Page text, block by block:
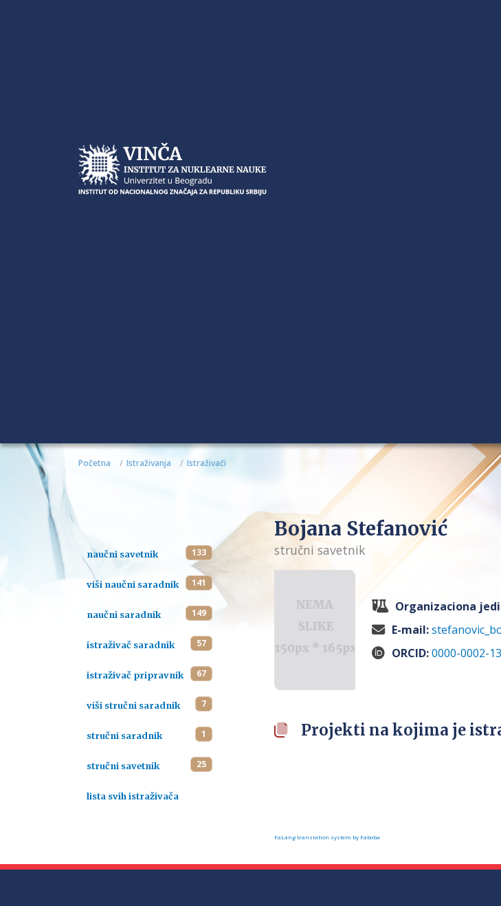
Početna Istraživanja Istraživači
naučni savetnik 133
viši naučni saradnik 141
naučni saradnik 149
istraživač saradnik 57
istraživač pripravnik 67
viši stručni saradnik 7
stručni saradnik 1
stručni savetnik 25
lista svih istraživača
Bojana Stefanović
stručni savetnik
Organizaciona
E-mail:
ORCID:0000-0002-
Projekti na kojima je
FaLang translation system by Faboba